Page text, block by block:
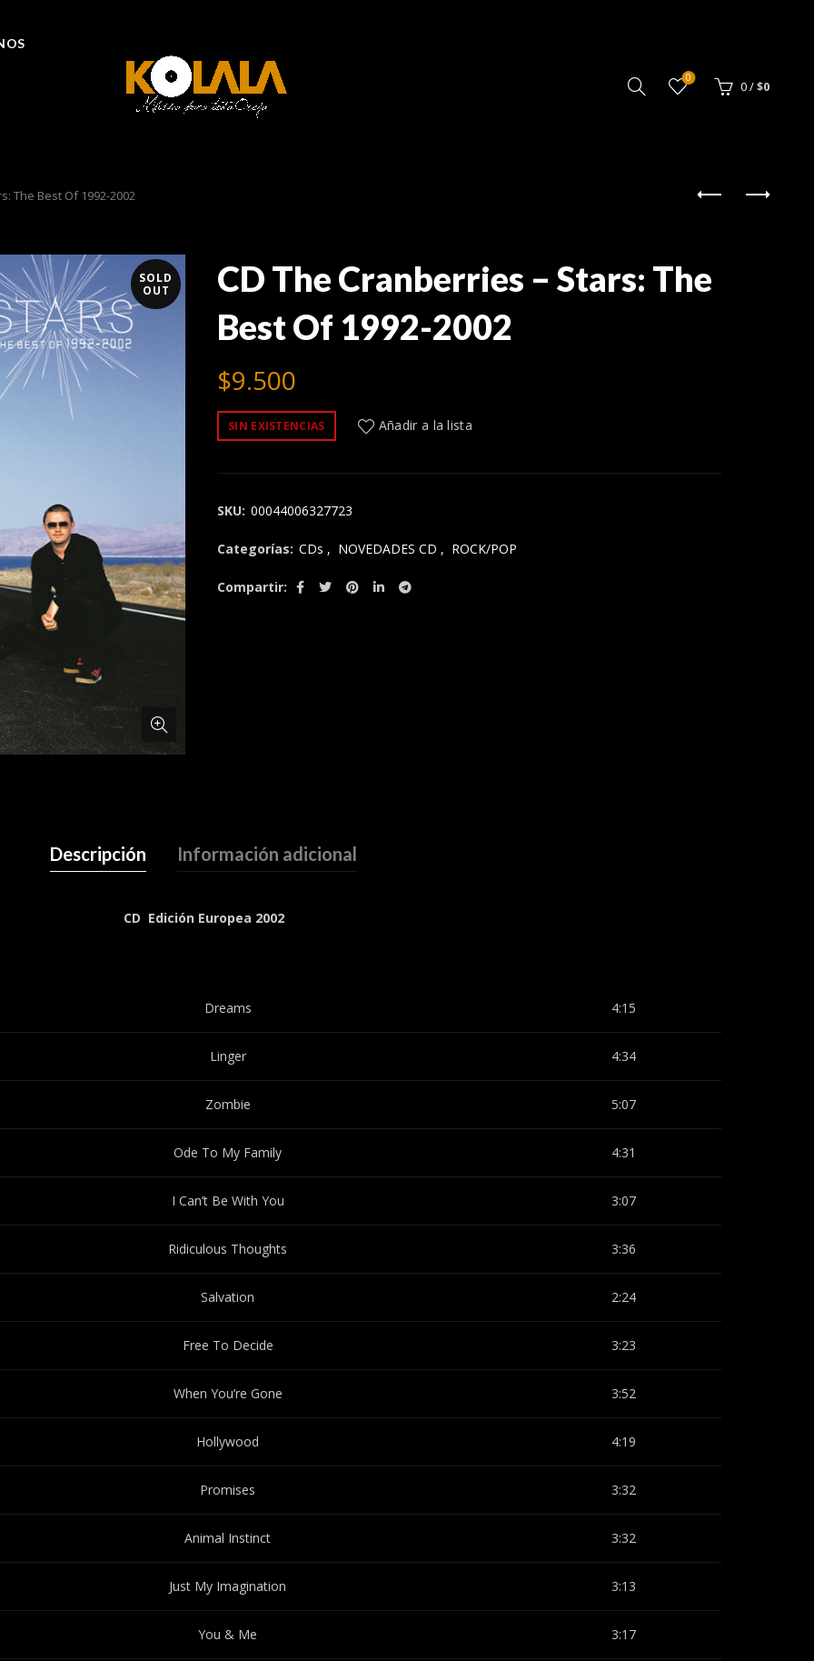
0
0/$0
The Best Of 1992-2002
SOLD
OUT
CD The Cranberries – Stars: The
Best Of 1992-2002
$9.500
SIN EXISTENCIAS Añadir a la lista
SKU: 00044006327723
Categorías: CDs , NOVEDADES CD , ROCK/POP
Compartir
Descripción Información adicional
CD Edición Europea 2002
Dreams 4:15
Linger 4:34
Zombie 5:07
Ode To My Family 4:31
I Can’t Be With You 3:07
Ridiculous Thoughts 3:36
Salvation 2:24
Free To Decide 3:23
When You’re Gone 3:52
Hollywood 4:19
Promises 3:32
Animal Instinct 3:32
Just My Imagination 3:13
You & Me 3:17